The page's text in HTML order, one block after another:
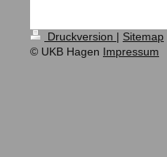
Druckversion | Sitemap
© UKB Hagen Impressum